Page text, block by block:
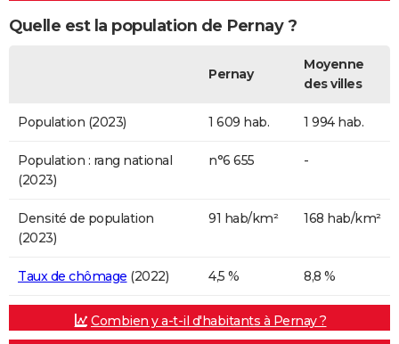
Quelle est la population de Pernay ?
Pernay
Moyenne
des villes
Population (2023) 1 609 hab. 1 994 hab.
Population : rang national
(2023)
n°6 655 -
Densité de population
(2023)
91 hab/km² 168 hab/km²
Taux de chômage (2022) 4,5 % 8,8 %
Combien y a-t-il d'habitants à Pernay ?